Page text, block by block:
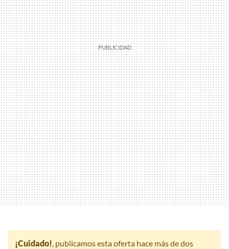
¡Cuidado!, publicamos esta oferta hace más de dos